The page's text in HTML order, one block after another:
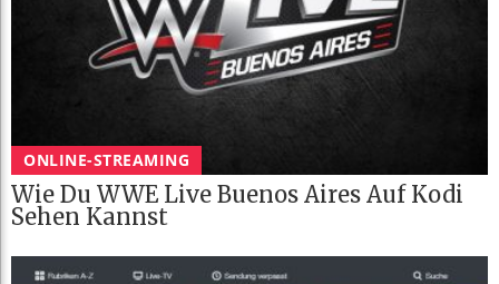
ONLINE-STREAMING
Wie Du WWE Live Buenos Aires Auf Kodi
Sehen Kannst